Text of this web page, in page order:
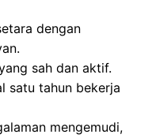
dengan
sah dan aktif.
satu tahun bekerja
mengemudi,